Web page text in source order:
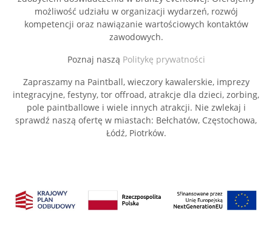
możliwość udziału w organizacji wydarzeń, rozwój
kompetencji oraz nawiązanie wartościowych kontaktów
zawodowych.
Poznaj naszą Politykę prywatności
Zapraszamy na Paintball, wieczory kawalerskie, imprezy
integracyjne, festyny, tor offroad, atrakcje dla dzieci, zorbing,
pole paintballowe i wiele innych atrakcji. Nie zwlekaj i
sprawdź naszą ofertę w miastach: Bełchatów, Częstochowa,
Łódź, Piotrków.